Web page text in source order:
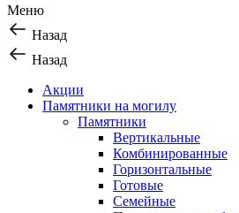
Меню
Назад
Назад
Акции
Памятники на могилу
Памятники
Вертикальные
Комбинированные
Горизонтальные
Готовые
Семейные